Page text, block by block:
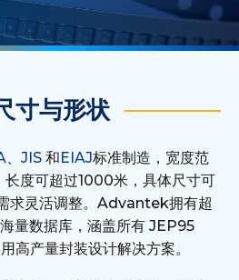
寸与形状
、 JIS 和EIAJ标准制造，宽度范
度可超过1000米，具体尺寸可
求灵活调整。Advantek拥有超
量数据库，涵盖所有 JEP95
高产量封装设计解决方案。